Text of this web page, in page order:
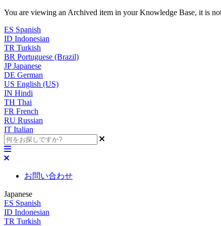
You are viewing an Archived item in your Knowledge Base, it is
ES Spanish
ID Indonesian
TR Turkish
BR Portuguese (Brazil)
JP Japanese
DE German
US English (US)
IN Hindi
TH Thai
FR French
RU Russian
IT Italian
お問い合わせ
Japanese
ES Spanish
ID Indonesian
TR Turkish